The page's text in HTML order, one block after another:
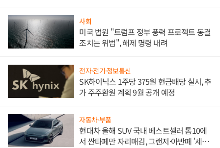
사회
미국 법원 "트럼프 정부 풍력 프로젝트 동결
조치는 위법", 해제 명령 내려
전자·전기·정보통신
SK하이닉스 1주당 375원 현금배당 실시, 추
가 주주환원 계획 9월 공개 예정
자동차·부품
현대차 올해 SUV 국내 베스트셀러 톱10에
서 싼타페만 자리매김, 그랜저·아반떼 '세단